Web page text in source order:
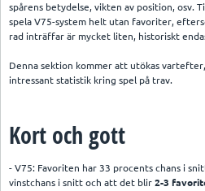
spårens betydelse, vikten av position, osv.
spela V75-system helt utan favoriter,
rad inträffar är mycket liten, historiskt
Denna sektion kommer att utökas
intressant statistik kring spel på trav.
Kort och gott
- V75: Favoriten har 33 procents chans i
vinstchans i snitt och att det blir 2-3